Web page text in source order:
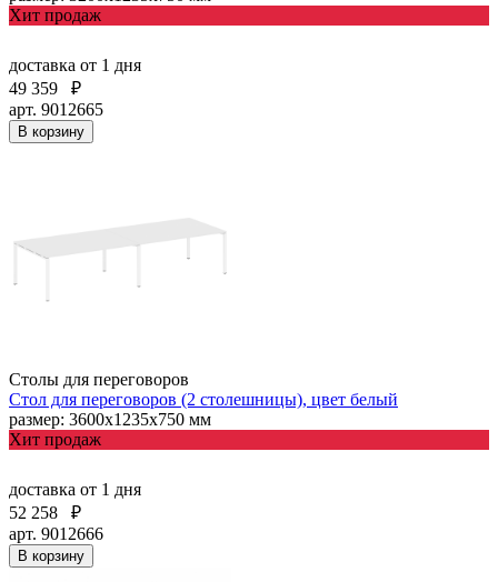
Хит продаж
доставка от 1 дня
49 359
₽
арт. 9012665
В корзину
Столы для переговоров
Стол для переговоров (2 столешницы), цвет белый
размер: 3600х1235х750 мм
Хит продаж
доставка от 1 дня
52 258
₽
арт. 9012666
В корзину